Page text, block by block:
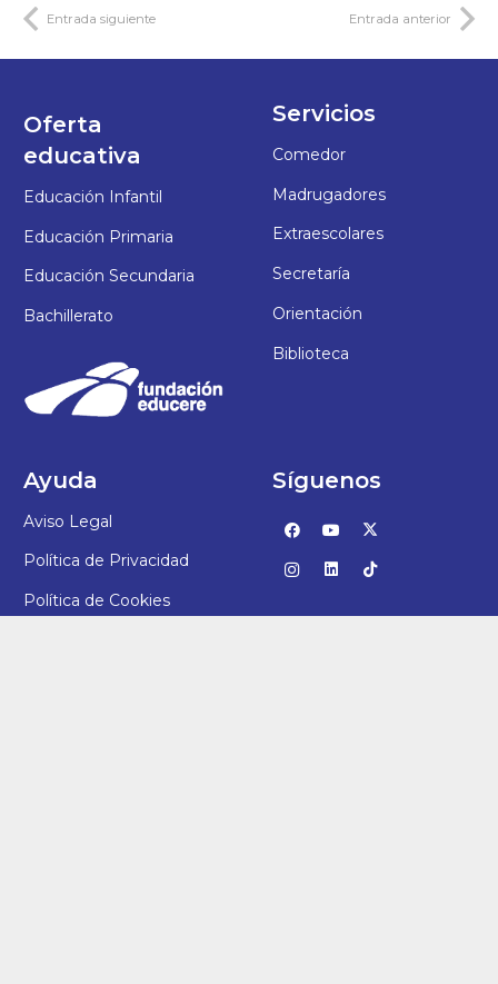
Entrada siguiente Entrada anterior
Oferta
educativa
Educación Infantil
Educación Primaria
Educación Secundaria
Bachillerato
Servicios
Comedor
Madrugadores
Extraescolares
Secretaría
Orientación
Biblioteca
Ayuda
Aviso Legal
Política de Privacidad
Política de Cookies
Síguenos